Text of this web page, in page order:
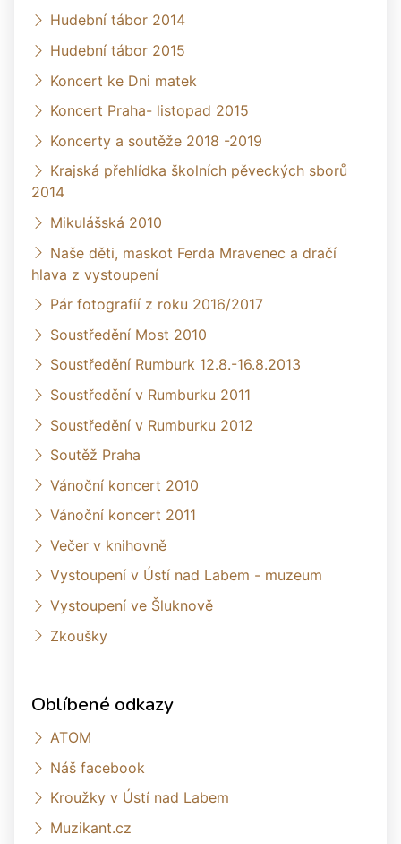
Hudební tábor 2014
Hudební tábor 2015
Koncert ke Dni matek
Koncert Praha- listopad 2015
Koncerty a soutěže 2018 -2019
Krajská přehlídka školních pěveckých sborů
2014
Mikulášská 2010
Naše děti, maskot Ferda Mravenec a dračí
hlava z vystoupení
Pár fotografií z roku 2016/2017
Soustředění Most 2010
Soustředění Rumburk 12.8.-16.8.2013
Soustředění v Rumburku 2011
Soustředění v Rumburku 2012
Soutěž Praha
Vánoční koncert 2010
Vánoční koncert 2011
Večer v knihovně
Vystoupení v Ústí nad Labem - muzeum
Vystoupení ve Šluknově
Zkoušky
Oblíbené odkazy
ATOM
Náš facebook
Kroužky v Ústí nad Labem
Muzikant.cz